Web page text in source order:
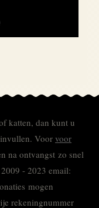
katten, dan kunt u
Voor voor
na ontvangst zo snel
- 2023 email:
mogen
rekeningnummer